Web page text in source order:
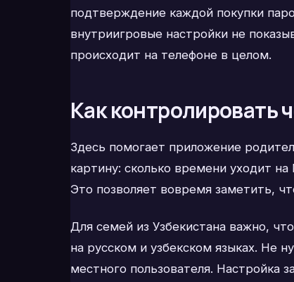
подтверждение каждой покупки
внутриигровые настройки не
происходит на телефоне в целом.
Как контролировать
Здесь помогает приложение
картину: сколько времени уходит
Это позволяет вовремя заметить,
Для семей из Узбекистана важно,
на русском и узбекском языках. Не
местного пользователя. Настройка